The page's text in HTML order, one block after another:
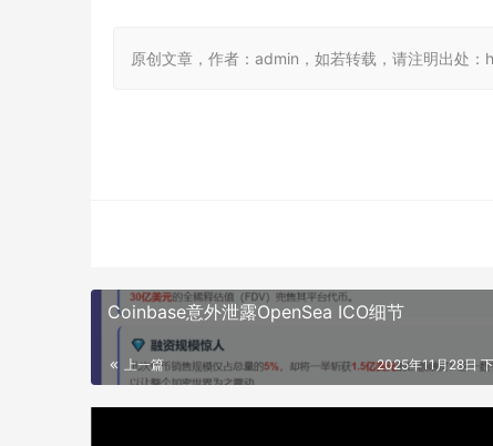
原创文章，作者：admin，如若转载，请注明出处
Coinbase意外泄露OpenSea ICO细节
上一篇 2025年11月28日